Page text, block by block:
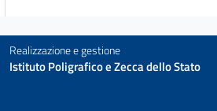
36
37
Realizzazione e gestione
Istituto Poligrafico e Zecca dello Stato